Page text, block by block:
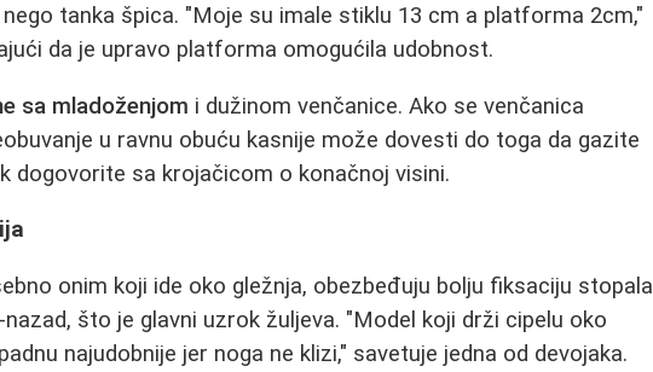
tanka špica. "Moje su imale stiklu 13 cm a platforma 2cm,"
da je upravo platforma omogućila udobnost.
sa mladoženjom i dužinom venčanice. Ako se venčanica
u ravnu obuću kasnije može dovesti do toga da gazite
dogovorite sa krojačicom o konačnoj visini.
onim koji ide oko gležnja, obezbeđuju bolju fiksaciju stopala
što je glavni uzrok žuljeva. "Model koji drži cipelu oko
najudobnije jer noga ne klizi," savetuje jedna od devojaka.